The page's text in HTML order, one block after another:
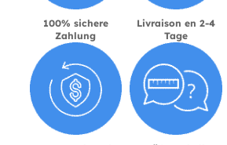
100% sichere
Zahlung
Livraison en 2-4
Tage